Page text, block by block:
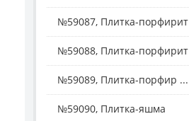
№59087, Плитка-порфирит
№59088, Плитка-порфирит
№59089, Плитка-порфир ...
№59090, Плитка-яшма